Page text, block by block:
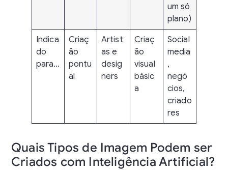
um só
plano)
Indica
do
para…
Criaç
ão
pontu
al
Artist
as e
desig
ners
Criaç
ão
visual
básic
a
Social
media
,
negó
cios,
criado
res
Quais Tipos de Imagem Podem ser
Criados com Inteligência Artificial?